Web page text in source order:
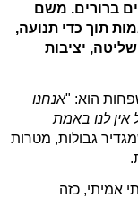
ברורים. משם
תוך כדי תנועה,
יציבות
הוא: "אנחנו
אין לנו באמת
גבולות, מטרות
אמיתי, כזה